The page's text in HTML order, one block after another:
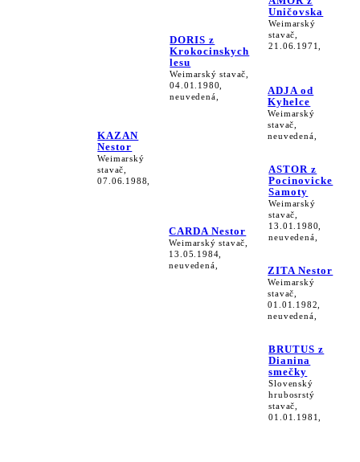
KAZAN
Nestor
Weimarský
stavač,
07.06.1988,
DORIS z
Krokocinskych
lesu
Weimarský stavač,
04.01.1980,
neuvedená,
Uničovska
Weimarský
stavač,
21.06.1971,
ADJA od
Kyhelce
Weimarský
stavač,
neuvedená,
CARDA Nestor
Weimarský stavač,
13.05.1984,
neuvedená,
ASTOR z
Pocinovicke
Samoty
Weimarský
stavač,
13.01.1980,
neuvedená,
ZITA Nestor
Weimarský
stavač,
01.01.1982,
neuvedená,
BRUTUS z
Dianina
smečky
Slovenský
hrubosrstý
stavač,
01.01.1981,